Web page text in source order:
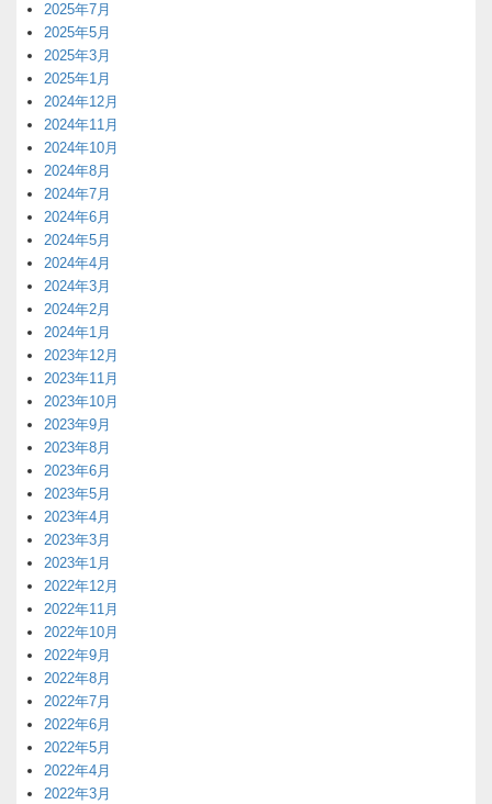
2025年7月
2025年5月
2025年3月
2025年1月
2024年12月
2024年11月
2024年10月
2024年8月
2024年7月
2024年6月
2024年5月
2024年4月
2024年3月
2024年2月
2024年1月
2023年12月
2023年11月
2023年10月
2023年9月
2023年8月
2023年6月
2023年5月
2023年4月
2023年3月
2023年1月
2022年12月
2022年11月
2022年10月
2022年9月
2022年8月
2022年7月
2022年6月
2022年5月
2022年4月
2022年3月